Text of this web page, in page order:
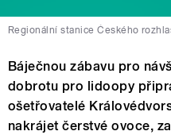
Regionální stanice Českého
Báječnou zábavu pro
dobrotu pro lidoopy
ošetřovatelé
nakrájet čerstvé ovoce,